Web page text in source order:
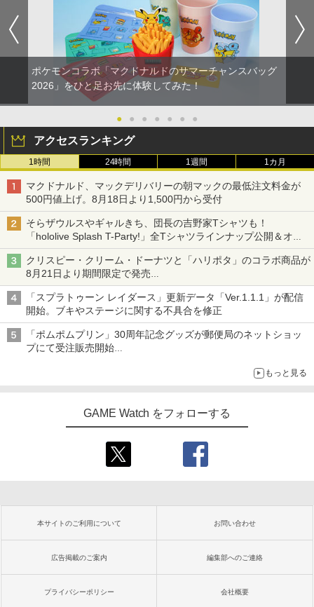
ポケモンコラボ「マクドナルドのサマーチャンスバッグ
2026」をひと足お先に体験してみた！
● ● ● ● ● ● ●
アクセスランキング
1時間 24時間 1週間 1カ月
マクドナルド、マックデリバリーの朝マックの最低注文料金が
500円値上げ。8月18日より1,500円から受付
そらザウルスやギャルきち、団長の吉野家Tシャツも！
「hololive Splash T-Party!」全Tシャツラインナップ公開＆オン
ライン販売開始
クリスピー・クリーム・ドーナツと「ハリポタ」のコラボ商品が
8月21日より期間限定で発売
組分け帽子ドーナツなど見た目も楽しい商品が登場
「スプラトゥーン レイダース」更新データ「Ver.1.1.1」が配信
開始。ブキやステージに関する不具合を修正
「ポムポムプリン」30周年記念グッズが郵便局のネットショッ
プにて受注販売開始
もっと見る
GAME Watch をフォローする
本サイトのご利用について お問い合わせ
広告掲載のご案内 編集部へのご連絡
プライバシーポリシー 会社概要